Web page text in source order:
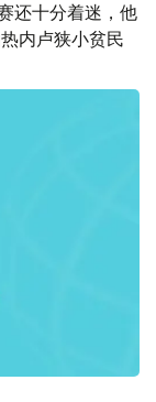
还十分着迷，他
内卢狭小贫民